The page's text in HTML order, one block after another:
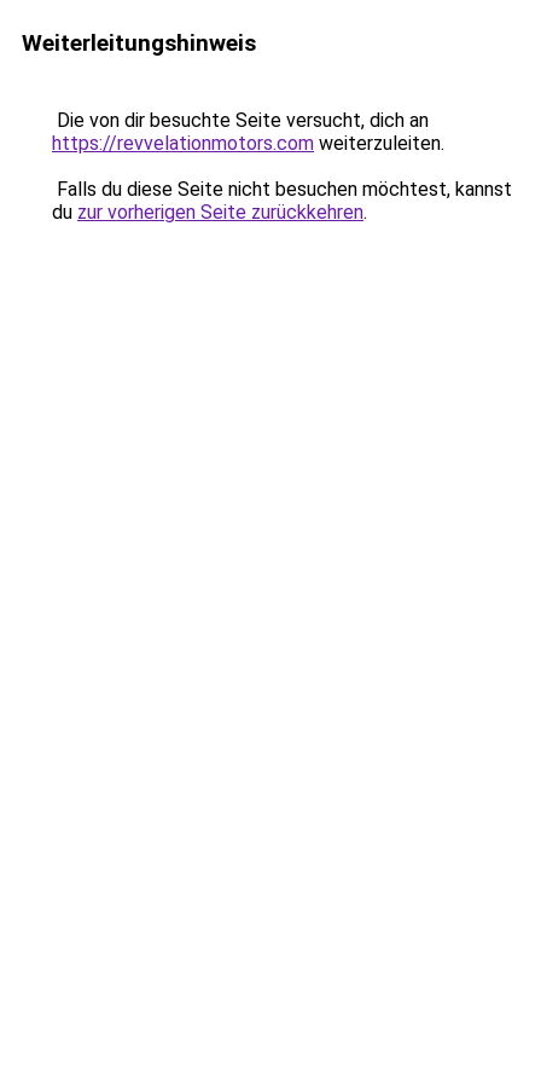
Weiterleitungshinweis
Die von dir besuchte Seite versucht, dich an
https://revvelationmotors.com weiterzuleiten.
Falls du diese Seite nicht besuchen möchtest, kannst
du zur vorherigen Seite zurückkehren.